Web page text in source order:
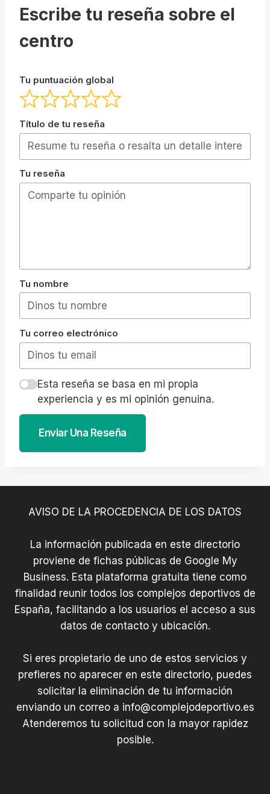
Escribe tu reseña sobre el
centro
Tu puntuación global
Título de tu reseña
Tu reseña
Tu nombre
Tu correo electrónico
Esta reseña se basa en mi propia
experiencia y es mi opinión genuina.
Enviar Una Reseña
AVISO DE LA PROCEDENCIA DE LOS DATOS
La información publicada en este directorio
proviene de fichas públicas de Google My
Business. Esta plataforma gratuita tiene como
finalidad reunir todos los complejos deportivos de
España, facilitando a los usuarios el acceso a sus
datos de contacto y ubicación.
Si eres propietario de uno de estos servicios y
prefieres no aparecer en este directorio, puedes
solicitar la eliminación de tu información
enviando un correo a info@complejodeportivo.es
Atenderemos tu solicitud con la mayor rapidez
posible.